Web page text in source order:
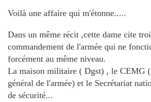
Voilà une affaire qui m'étonne.....
Dans un même récit ,cette dame cite
commandement de l'armée qui ne
forcément au même niveau.
La maison militaire ( Dgst) , le CEMG
général de l'armée) et le Secrétariat
de sécurité...